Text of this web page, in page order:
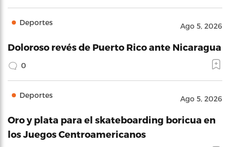
Deportes Ago 5, 2026
Doloroso revés de Puerto Rico ante Nicaragua
0
Deportes Ago 5, 2026
Oro y plata para el skateboarding boricua en
los Juegos Centroamericanos